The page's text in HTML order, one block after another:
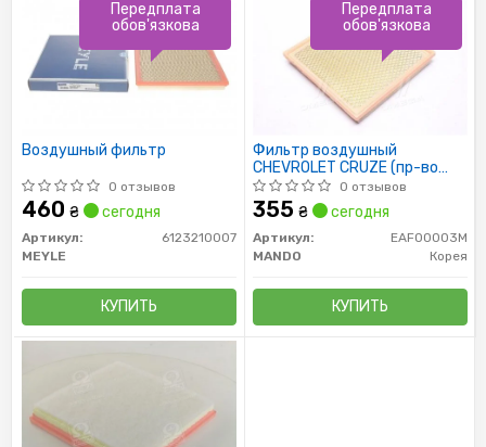
Воздушный фильтр
0 отзывов
460 ₴ сегодня
Артикул:
6123210007
MEYLE
КУПИТЬ
Передплата
обов'язкова
Фильтр воздушный
CHEVROLET CRUZE (пр-во
Mando)
0 отзывов
355 ₴ сегодня
Артикул:
EAF00003M
MANDO
Корея
КУПИТЬ
Передплата
обов'язкова